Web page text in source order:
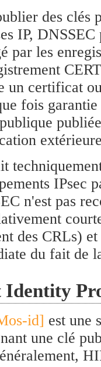
des clés
IP,
par les
un certificat
fois
IPsec
n'est pas
des CRLs)
du fait de
Identity
id] est une
une clé